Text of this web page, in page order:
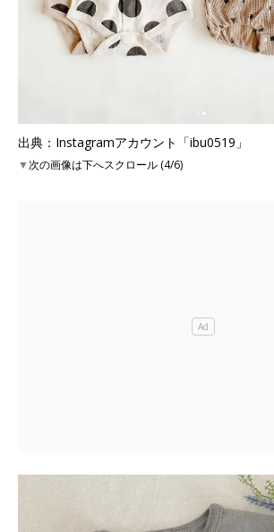
出典：Instagramアカウント「ibu0519」
▼次の画像は下へスクロール (4/6)